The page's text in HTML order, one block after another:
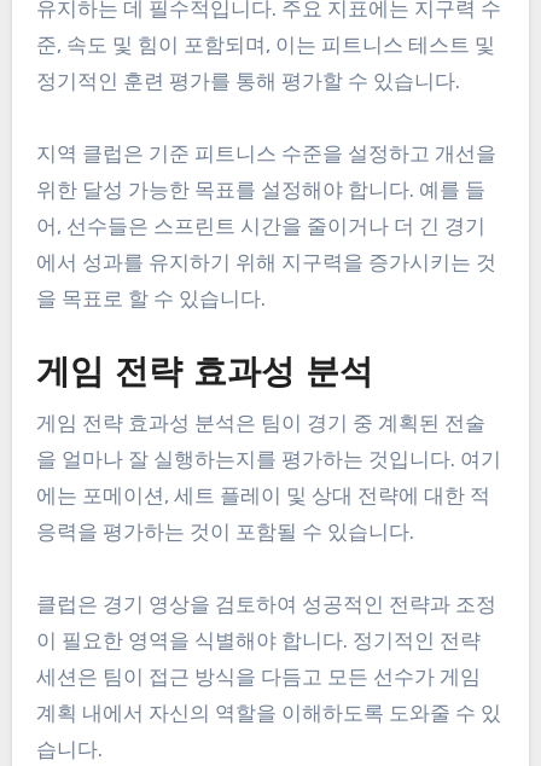
유지하는 데 필수적입니다. 주요 지표에는 지구력 수
준, 속도 및 힘이 포함되며, 이는 피트니스 테스트 및
정기적인 훈련 평가를 통해 평가할 수 있습니다.
지역 클럽은 기준 피트니스 수준을 설정하고 개선을
위한 달성 가능한 목표를 설정해야 합니다. 예를 들
어, 선수들은 스프린트 시간을 줄이거나 더 긴 경기
에서 성과를 유지하기 위해 지구력을 증가시키는 것
을 목표로 할 수 있습니다.
게임 전략 효과성 분석
게임 전략 효과성 분석은 팀이 경기 중 계획된 전술
을 얼마나 잘 실행하는지를 평가하는 것입니다. 여기
에는 포메이션, 세트 플레이 및 상대 전략에 대한 적
응력을 평가하는 것이 포함될 수 있습니다.
클럽은 경기 영상을 검토하여 성공적인 전략과 조정
이 필요한 영역을 식별해야 합니다. 정기적인 전략
세션은 팀이 접근 방식을 다듬고 모든 선수가 게임
계획 내에서 자신의 역할을 이해하도록 도와줄 수 있
습니다.